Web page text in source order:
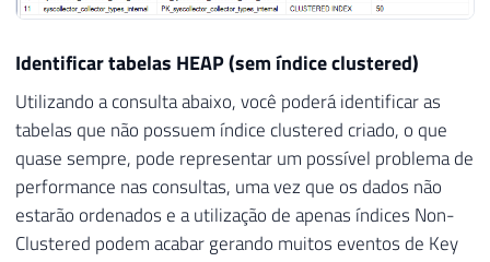
Identificar tabelas HEAP (sem índice clustered)
Utilizando a consulta abaixo, você poderá identificar as
tabelas que não possuem índice clustered criado, o que
quase sempre, pode representar um possível problema de
performance nas consultas, uma vez que os dados não
estarão ordenados e a utilização de apenas índices Non-
Clustered podem acabar gerando muitos eventos de Key